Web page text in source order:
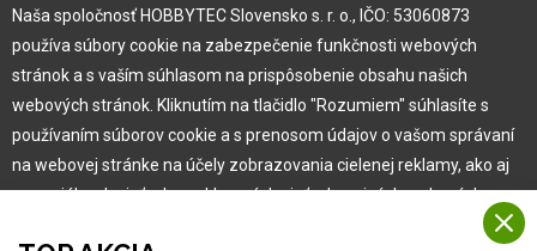
Pre zákazníka
Garancia najlepšej ceny
Užívateľský manuál
Naša spoločnosť HOBBYTEC Slovensko s. r. o., IČO: 53060873
používa súbory cookie na zabezpečenie funkčnosti webových
stránok a s vaším súhlasom na prispôsobenie obsahu našich
webových stránok. Kliknutím na tlačidlo "Rozumiem" súhlasíte s
používaním súborov cookie a s prenosom údajov o vašom správaní
na webovej stránke na účely zobrazovania cielenej reklamy, ako aj
na sociálnych sieťach a reklamných sieťach na iných webových